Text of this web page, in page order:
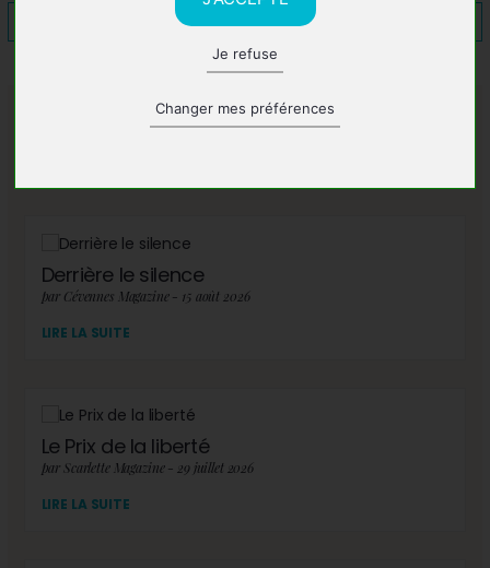
Je refuse
Changer mes préférences
A lire également
Derrière le silence
par Cévennes Magazine - 15 août 2026
LIRE LA SUITE
Le Prix de la liberté
par Scarlette Magazine - 29 juillet 2026
LIRE LA SUITE